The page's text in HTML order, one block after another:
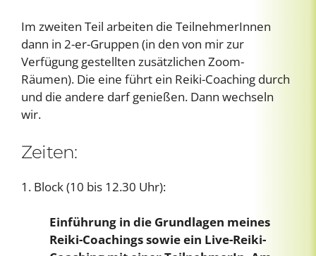
Im zweiten Teil arbeiten die TeilnehmerInnen
dann in 2-er-Gruppen (in den von mir zur
Verfügung gestellten zusätzlichen Zoom-
Räumen). Die eine führt ein Reiki-Coaching durch
und die andere darf genießen. Dann wechseln
wir.
Zeiten:
1. Block (10 bis 12.30 Uhr):
Einführung in die Grundlagen meines
Reiki-Coachings sowie ein Live-Reiki-